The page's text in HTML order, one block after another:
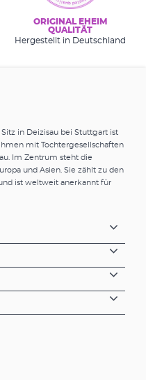
ORIGINAL EHEIM
QUALITÄT
Hergestellt in Deutschland
in Deizisau bei Stuttgart ist
mit Tochtergesellschaften
Im Zentrum steht die
und Asien. Sie zählt zu den
ist weltweit anerkannt für